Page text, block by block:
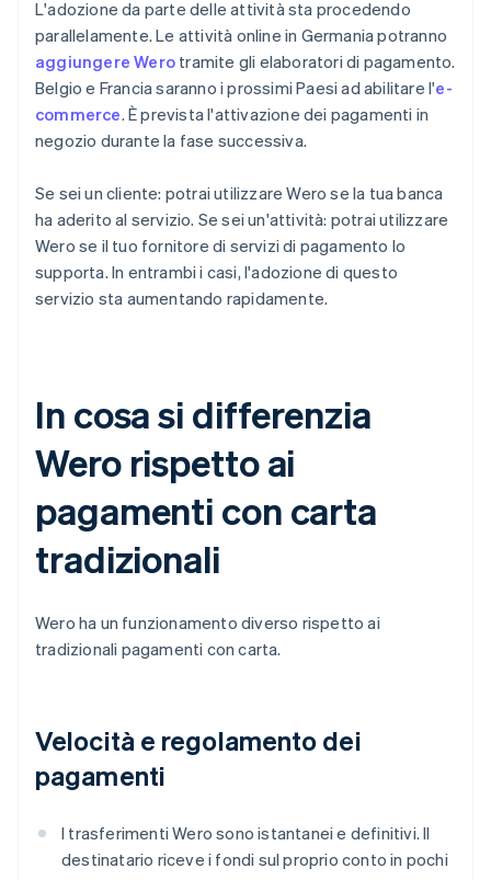
L'adozione da parte delle attività sta procedendo
parallelamente. Le attività online in Germania potranno
aggiungere Wero tramite gli elaboratori di pagamento.
Belgio e Francia saranno i prossimi Paesi ad abilitare l'e-
commerce. È prevista l'attivazione dei pagamenti in
negozio durante la fase successiva.
Se sei un cliente: potrai utilizzare Wero se la tua banca
ha aderito al servizio. Se sei un'attività: potrai utilizzare
Wero se il tuo fornitore di servizi di pagamento lo
supporta. In entrambi i casi, l'adozione di questo
servizio sta aumentando rapidamente.
In cosa si differenzia
Wero rispetto ai
pagamenti con carta
tradizionali
Wero ha un funzionamento diverso rispetto ai
tradizionali pagamenti con carta.
Velocità e regolamento dei
pagamenti
I trasferimenti Wero sono istantanei e definitivi. Il
destinatario riceve i fondi sul proprio conto in pochi